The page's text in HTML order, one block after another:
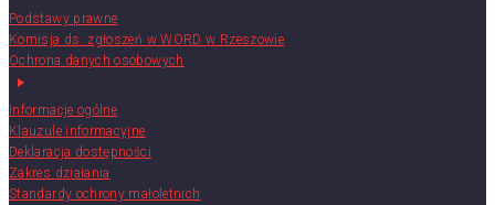
Podstawy prawne
Komisja ds. zgłoszeń w WORD w Rzeszowie
Ochrona danych osobowych
Informacje ogólne
Klauzule informacyjne
Deklaracja dostępności
Zakres działania
Standardy ochrony małoletnich